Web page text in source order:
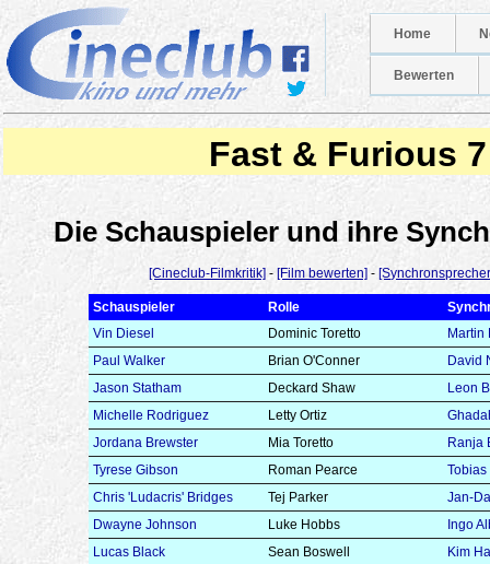
Home
Bewerten
Fast & Furious 7
Die Schauspieler und ihre
[Cineclub-Filmkritik] - [Film bewerten] -
Schauspieler Rolle
Vin Diesel
Dominic Toretto
Martin
Paul Walker
Brian O'Conner
David
Jason Statham
Deckard Shaw
Leon
Michelle Rodriguez
Letty Ortiz
Jordana Brewster
Mia Toretto
Ranja
Tyrese Gibson
Roman Pearce
Chris 'Ludacris' Bridges
Tej Parker
Jan-
Dwayne Johnson
Luke Hobbs
Ingo
Lucas Black
Sean Boswell
Kim